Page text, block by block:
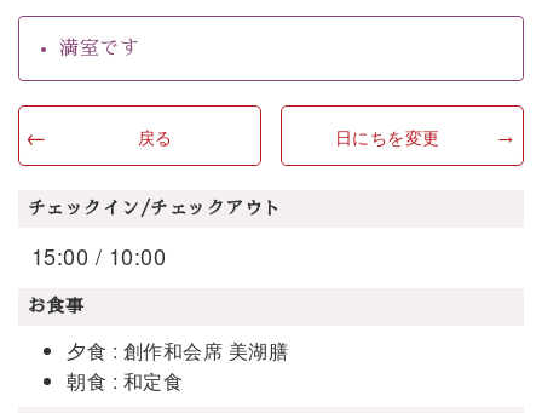
満室です
戻る 日にちを変更
チェックイン/チェックアウト
15:00 / 10:00
お食事
夕食 : 創作和会席 美湖膳
朝食 : 和定食